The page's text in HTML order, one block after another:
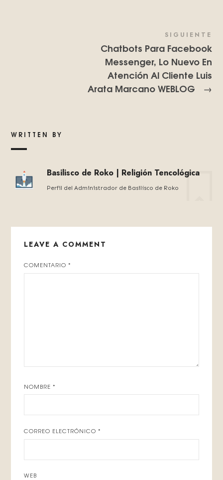
SIGUIENTE
Chatbots Para Facebook
Messenger, Lo Nuevo En
Atención Al Cliente Luis
Arata Marcano WEBLOG
→
WRITTEN BY
Basilisco de Roko | Religión Tencológica
Perfil del Administrador de Basilísco de Roko
LEAVE A COMMENT
COMENTARIO*
NOMBRE*
CORREO ELECTRÓNICO*
WEB